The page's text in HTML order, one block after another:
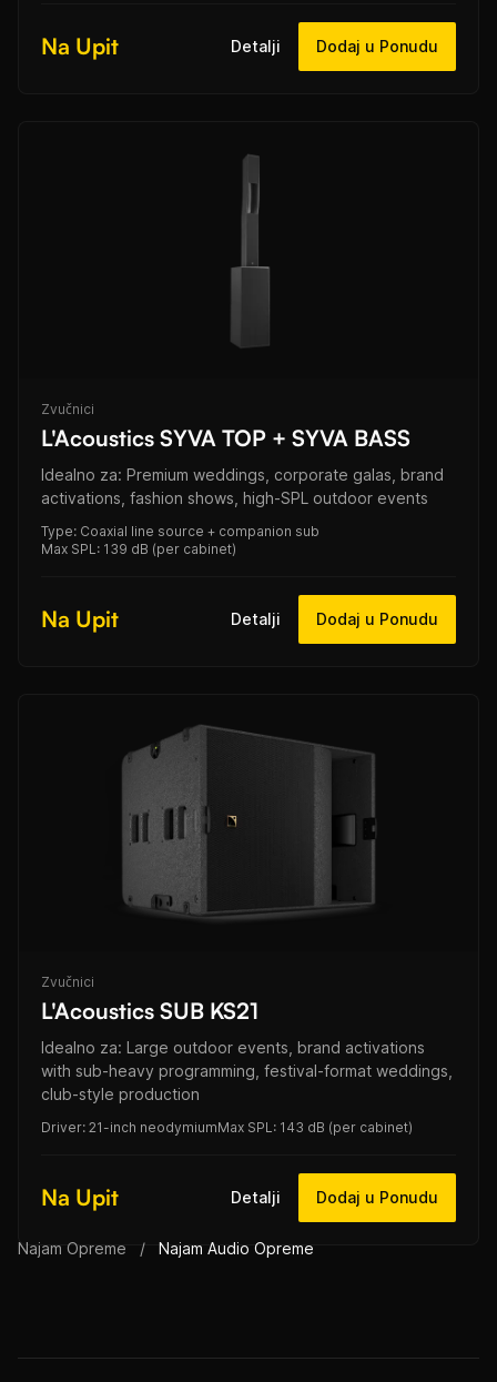
Na Upit Detalji Dodaj u Ponudu
Zvučnici
L'Acoustics SYVA TOP + SYVA BASS
Idealno za: Premium weddings, corporate galas, brand
activations, fashion shows, high-SPL outdoor events
Type: Coaxial line source + companion sub
Max SPL: 139 dB (per cabinet)
Na Upit Detalji Dodaj u Ponudu
Zvučnici
L'Acoustics SUB KS21
Idealno za: Large outdoor events, brand activations
with sub-heavy programming, festival-format weddings,
club-style production
Driver: 21-inch neodymiumMax SPL: 143 dB (per cabinet)
Na Upit Detalji Dodaj u Ponudu
Najam Opreme / Najam Audio Opreme